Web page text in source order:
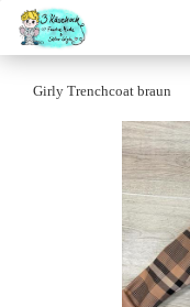
Girly Trenchcoat braun